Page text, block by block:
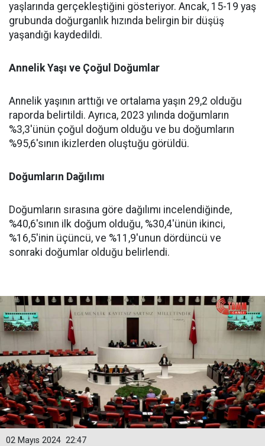
yaşlarında gerçekleştiğini gösteriyor. Ancak, 15-19 yaş
grubunda doğurganlık hızında belirgin bir düşüş
yaşandığı kaydedildi.
Annelik Yaşı ve Çoğul Doğumlar
Annelik yaşının arttığı ve ortalama yaşın 29,2 olduğu
raporda belirtildi. Ayrıca, 2023 yılında doğumların
%3,3'ünün çoğul doğum olduğu ve bu doğumların
%95,6'sının ikizlerden oluştuğu görüldü.
Doğumların Dağılımı
Doğumların sırasına göre dağılımı incelendiğinde,
%40,6'sının ilk doğum olduğu, %30,4'ünün ikinci,
%16,5'inin üçüncü, ve %11,9'unun dördüncü ve
sonraki doğumlar olduğu belirlendi.
22:47
02 Mayıs 2024